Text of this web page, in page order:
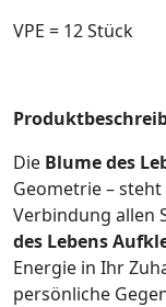
VPE = 12 Stück
Die Blume des
Geometrie –
Verbindung allen
des Lebens
Energie in Ihr
persönliche